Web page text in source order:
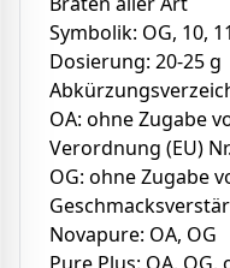
Symbolik: OG, 10, 11
Dosierung: 20-25 g
OA: ohne Zugabe
Verordnung (EU)
OG: ohne Zugabe
Novapure: OA, OG